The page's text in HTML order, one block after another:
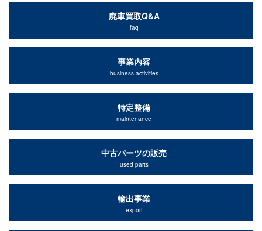
廃車買取Q&A
faq
事業内容
business activities
特定整備
maintenance
中古パーツの販売
used parts
輸出事業
export